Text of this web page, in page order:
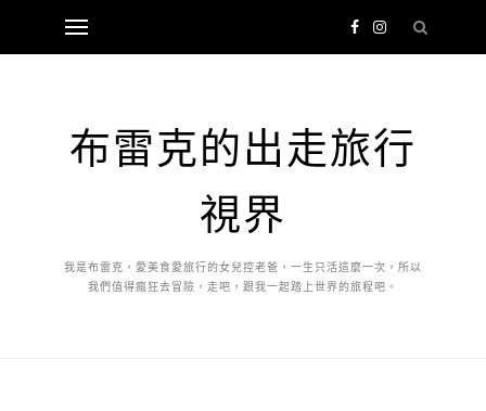
布雷克的出走旅行
視界
我是布雷克，愛美食愛旅行的女兒控老爸，一生只活這麼一次，所以
我們值得瘋狂去冒險，走吧，跟我一起踏上世界的旅程吧。